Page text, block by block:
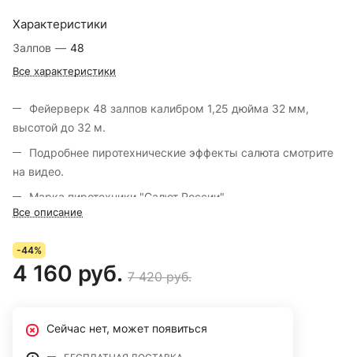
Характеристики
Залпов — 48
Все характеристики
Фейерверк 48 залпов калибром 1,25 дюйма 32 мм,
высотой до 32 м.
Подробнее пиротехнические эффекты салюта смотрите
на видео.
Марка пиротехники "Салют России".
Все описание
-44%
4 160 руб. 7 420 руб.
Сейчас нет, может появиться